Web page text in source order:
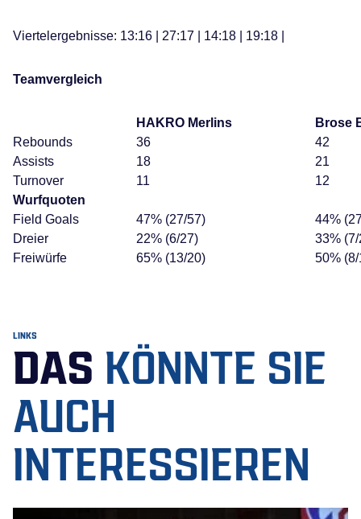
Viertelergebnisse: 13:16 | 27:17 | 14:18 | 19:18 |
Teamvergleich
HAKRO Merlins
Brose
Rebounds
36
42
Assists
18
21
Turnover
11
12
Wurfquoten
Field Goals
47% (27/57)
44%
Dreier
22% (6/27)
33%
Freiwürfe
65% (13/20) 50%
LINKS
DAS KÖNNTE SIE
AUCH
INTERESSIEREN